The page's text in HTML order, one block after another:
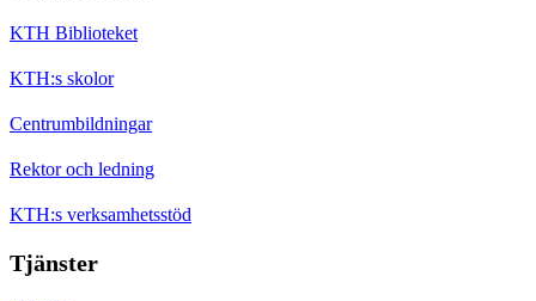
KTH Biblioteket
KTH:s skolor
Centrumbildningar
Rektor och ledning
KTH:s verksamhetsstöd
Tjänster